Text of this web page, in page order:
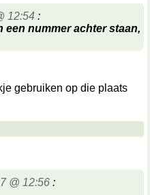
12:54 :
een nummer achter staan,
gebruiken op die plaats
@ 12:56 :